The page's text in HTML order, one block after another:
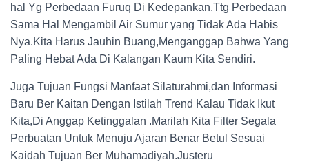
hal Yg Perbedaan Furuq Di Kedepankan.Ttg Perbedaan
Sama Hal Mengambil Air Sumur yang Tidak Ada Habis
Nya.Kita Harus Jauhin Buang,Menganggap Bahwa Yang
Paling Hebat Ada Di Kalangan Kaum Kita Sendiri.
Juga Tujuan Fungsi Manfaat Silaturahmi,dan Informasi
Baru Ber Kaitan Dengan Istilah Trend Kalau Tidak Ikut
Kita,Di Anggap Ketinggalan .Marilah Kita Filter Segala
Perbuatan Untuk Menuju Ajaran Benar Betul Sesuai
Kaidah Tujuan Ber Muhamadiyah.Justeru